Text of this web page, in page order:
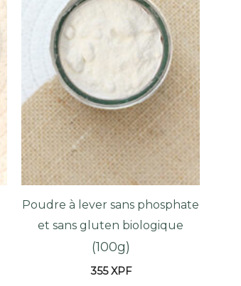
Poudre à lever sans phosphate
et sans gluten biologique
(100g)
355XPF